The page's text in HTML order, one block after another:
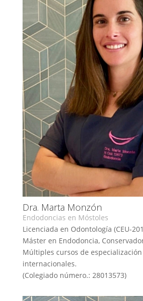
Dra. Marta Monzón
Endodoncias en Móstoles
Licenciada en Odontología (CEU-
Máster en Endodoncia,
Múltiples cursos de
internacionales.
(Colegiado número.: 28013573)